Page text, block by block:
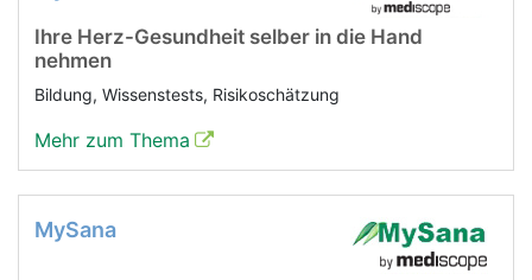
Ihre Herz-Gesundheit selber in die Hand
nehmen
Bildung, Wissenstests, Risikoschätzung
Mehr zum Thema
MySana